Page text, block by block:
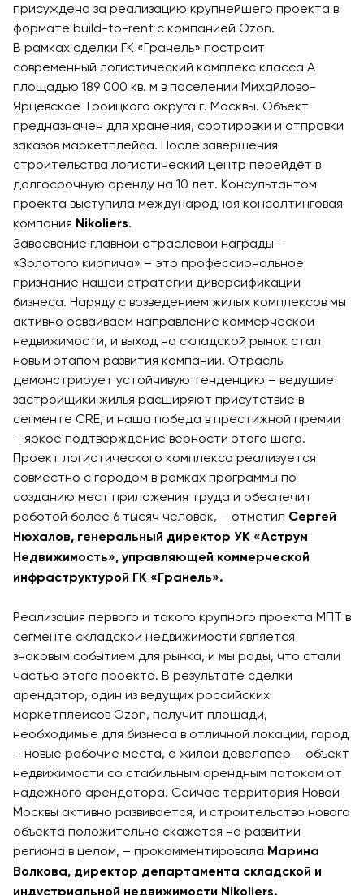
присуждена за реализацию крупнейшего проекта в
формате build-to-rent с компанией Ozon.
В рамках сделки ГК «Гранель» построит
современный логистический комплекс класса A
площадью 189 000 кв. м в поселении Михайлово-
Ярцевское Троицкого округа г. Москвы. Объект
предназначен для хранения, сортировки и отправки
заказов маркетплейса. После завершения
строительства логистический центр перейдёт в
долгосрочную аренду на 10 лет. Консультантом
проекта выступила международная консалтинговая
компания Nikoliers.
Завоевание главной отраслевой награды –
«Золотого кирпича» – это профессиональное
признание нашей стратегии диверсификации
бизнеса. Наряду с возведением жилых комплексов мы
активно осваиваем направление коммерческой
недвижимости, и выход на складской рынок стал
новым этапом развития компании. Отрасль
демонстрирует устойчивую тенденцию – ведущие
застройщики жилья расширяют присутствие в
сегменте CRE, и наша победа в престижной премии
– яркое подтверждение верности этого шага.
Проект логистического комплекса реализуется
совместно с городом в рамках программы по
созданию мест приложения труда и обеспечит
работой более 6 тысяч человек, – отметил Сергей
Нюхалов, генеральный директор УК «Аструм
Недвижимость», управляющей коммерческой
инфраструктурой ГК «Гранель».
Реализация первого и такого крупного проекта МПТ в
сегменте складской недвижимости является
знаковым событием для рынка, и мы рады, что стали
частью этого проекта. В результате сделки
арендатор, один из ведущих российских
маркетплейсов Ozon, получит площади,
необходимые для бизнеса в отличной локации, город
– новые рабочие места, а жилой девелопер – объект
недвижимости со стабильным арендным потоком от
надежного арендатора. Сейчас территория Новой
Москвы активно развивается, и строительство нового
объекта положительно скажется на развитии
региона в целом, – прокомментировала Марина
Волкова, директор департамента складской и